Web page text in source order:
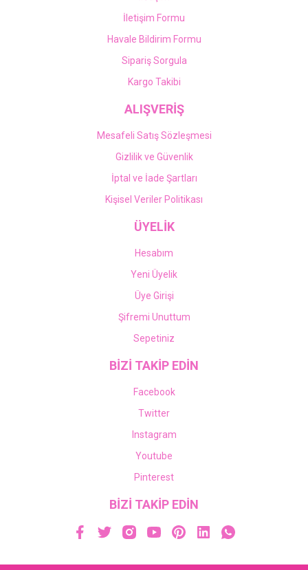
İletişim Formu
Havale Bildirim Formu
Sipariş Sorgula
Kargo Takibi
ALIŞVERİŞ
Mesafeli Satış Sözleşmesi
Gizlilik ve Güvenlik
İptal ve İade Şartları
Kişisel Veriler Politikası
ÜYELİK
Hesabım
Yeni Üyelik
Üye Girişi
Şifremi Unuttum
Sepetiniz
BİZİ TAKİP EDİN
Facebook
Twitter
Instagram
Youtube
Pinterest
BİZİ TAKİP EDİN